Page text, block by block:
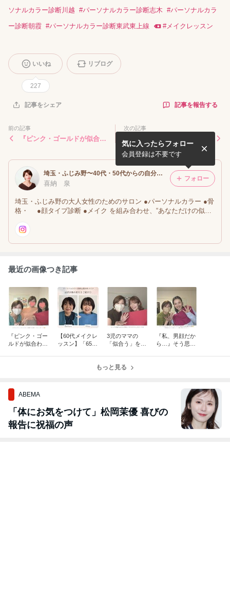
ソナルカラー診断川越 #パーソナルカラー診断志木 #パーソナルカラ
ー診断朝霞 #パーソナルカラー診断東武東上線 #メイクレッスン
いいね
227
リブログ
記事をシェア 記事を報告する
前の記事
『ピンク・ゴールドが似合わ
ルカラーペア診断
次の記事
【60代メイクレッスン】「6
5歳を過ぎて自信をなくして
いた私がまた少し前を向けま
した☺️
埼玉・ふじみ野〜40代・50代からの自分の魅力の磨き方〜パーソナルカラー診断・骨格診断・メイクレッスン・顔診断〜
喜納 泉
埼玉・ふじみ野の大人女性のためのサロン ●パーソナルカラー ●骨
格・ ●顔タイプ診断 ●メイク を組み合わせ、“あなただけの似合
気に入ったらフォロー
会員登録は不要です
フォロー
最近の画像つき記事
『ピンク・ゴー
ルドが似合わな
【60代メイクレ
ッスン】「65歳
3児のママの
「似合う」を再
タマイズ
『私、男顔だか
ら…』そう思い
もっと見る
ABEMA
「体にお気をつけて」松岡茉優 喜びの
報告に祝福の声